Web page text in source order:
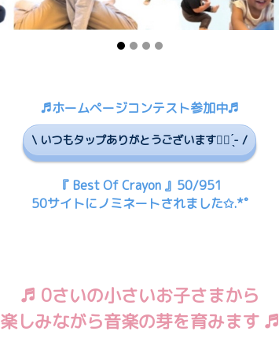
♬ホームページコンテスト参加中♬
\ いつもタップありがとうございます☝🏻 ̖́- /
『 Best Of Crayon 』50/951
50サイトにノミネートされました✩.*˚
♬ 0さいの小さいお子さまから
楽しみながら音楽の芽を育みます ♬